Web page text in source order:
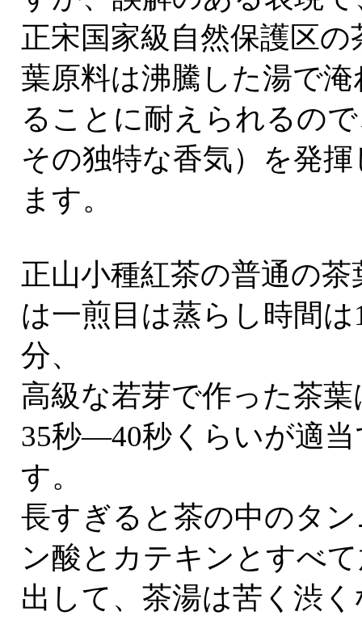
正宋国家級自然保護区の
葉原料は沸騰した湯で淹
ることに耐えられるの
その独特な香気）を発揮
ます。
正山小種紅茶の普通の茶
は一煎目は蒸らし時間は
分、
高級な若芽で作った茶葉
35秒―40秒くらいが適当
す。
長すぎると茶の中のタ
ン酸とカテキンとすべ
出して、茶湯は苦く渋く